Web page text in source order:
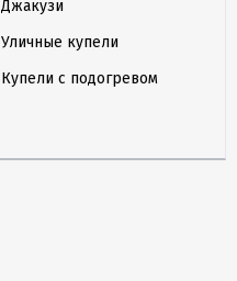
Джакузи
Уличные купели
Купели с подогревом